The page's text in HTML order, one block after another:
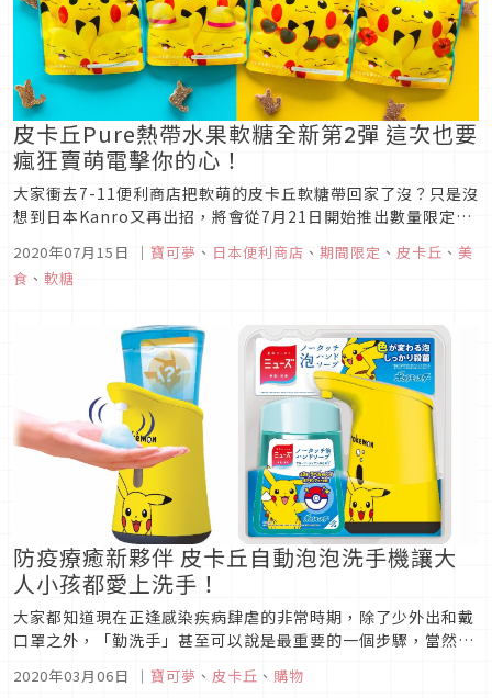
皮卡丘Pure熱帶水果軟糖全新第2彈 這次也要
瘋狂賣萌電擊你的心！
大家衝去7-11便利商店把軟萌的皮卡丘軟糖帶回家了沒？只是沒
想到日本Kanro又再出招，將會從7月21日開始推出數量限定的
「電擊熱帶皮卡口味」第2彈！新口味用滿滿的皮卡丘擠爆包裝
版面，意圖發揮最強電力電擊到大家暈倒，這次沒有時間讓你再
猶豫，手刀準備搶買一波就對啦！皮卡丘Pure熱帶水果軟糖第2
2020年07月15日 ｜ 寶可夢 、 日本便利商店 、 期間限定 、 皮卡丘 、 美
食 、 軟糖
防疫療癒新夥伴 皮卡丘自動泡泡洗手機讓大
人小孩都愛上洗手！
大家都知道現在正逢感染疾病肆虐的非常時期，除了少外出和戴
口罩之外，「勤洗手」甚至可以說是最重要的一個步驟，當然搭
配肥皂與洗手乳殺菌效果都很不錯，但免接觸就可使用的感應式
自動泡泡洗手機更是大受好評，日本的藥用肥皂專家「MUSE」
2020年03月06日 ｜ 寶可夢 、 皮卡丘 、 購物